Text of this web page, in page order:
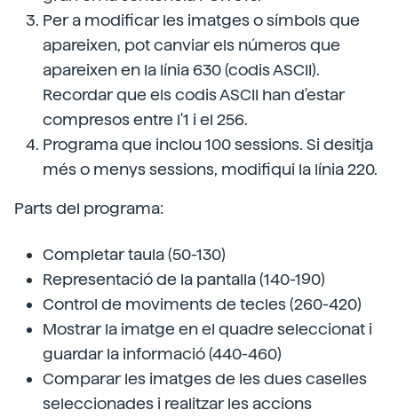
Per a modificar les imatges o símbols que
apareixen, pot canviar els números que
apareixen en la línia 630 (codis ASCII).
Recordar que els codis ASCII han d'estar
compresos entre l'1 i el 256.
Programa que inclou 100 sessions. Si desitja
més o menys sessions, modifiqui la línia 220.
Parts del programa:
Completar taula (50-130)
Representació de la pantalla (140-190)
Control de moviments de tecles (260-420)
Mostrar la imatge en el quadre seleccionat i
guardar la informació (440-460)
Comparar les imatges de les dues caselles
seleccionades i realitzar les accions